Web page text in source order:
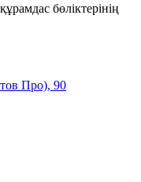
бөліктерінің
Про), 90